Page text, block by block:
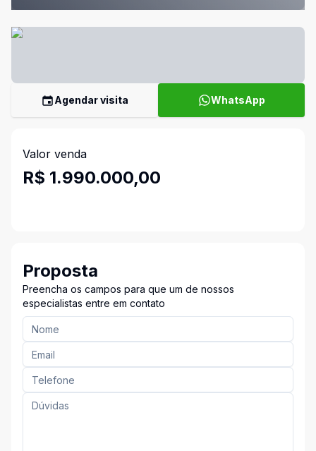
Agendar visita WhatsApp
Valor venda
R$ 1.990.000,00
Proposta
Preencha os campos para que um de nossos
especialistas entre em contato